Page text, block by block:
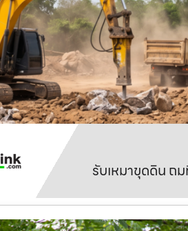
รับเหมาขุดดิน ถ